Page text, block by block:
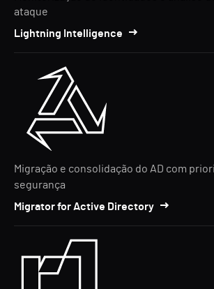
ataque
Lightning Intelligence
Migração e consolidação do AD com
segurança
Migrator for Active Directory